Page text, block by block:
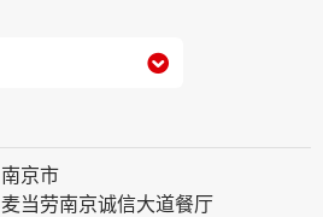

南京市
麦当劳南京诚信大道餐厅